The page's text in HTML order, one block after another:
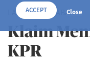
ACCEPT Close
LAYANAN NASABAH
Klaim
KPR